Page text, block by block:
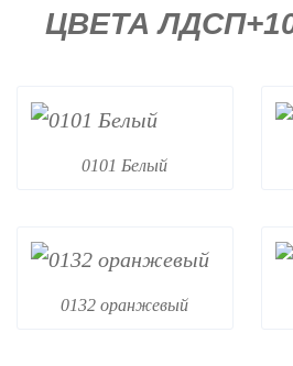
ЦВЕТА
0101 Белый
0132 оранжевый